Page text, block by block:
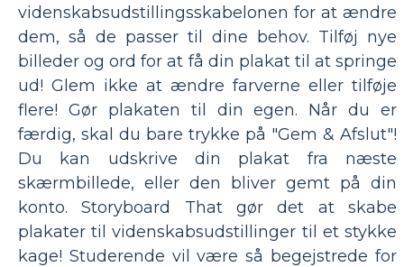
videnskabsudstillingsskabelonen for at ændre
dem, så de passer til dine behov. Tilføj nye
billeder og ord for at få din plakat til at springe
ud! Glem ikke at ændre farverne eller tilføje
flere! Gør plakaten til din egen. Når du er
færdig, skal du bare trykke på "Gem & Afslut"!
Du kan udskrive din plakat fra næste
skærmbillede, eller den bliver gemt på din
konto. Storyboard That gør det at skabe
plakater til videnskabsudstillinger til et stykke
kage! Studerende vil være så begejstrede for